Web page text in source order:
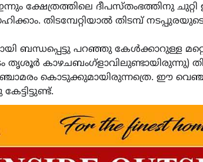
ക്ഷേത്രത്തിലെ ദീപസ്തംഭത്തിനു ചുറ്റി
തിടമ്പേറ്റിയാൽ തിടമ്പ്
ബന്ധപ്പെട്ടു പറഞ്ഞു കേൾക്കാറുള്ള
കാഴചബംഗ്ളാവിലുണ്ടായിരുന്നു)
കൊടുക്കുമായിരുന്നത്രെ. ഈ